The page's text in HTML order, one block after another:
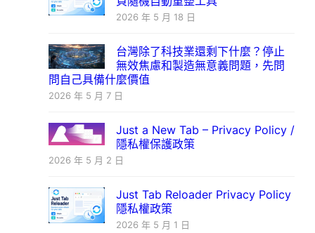
2026 年 5 月 18 日
台灣除了科技業還剩下什麼？停止
無效焦慮和製造無意義問題，先問
問自己具備什麼價值
2026 年 5 月 7 日
Just a New Tab – Privacy Policy /
隱私權保護政策
2026 年 5 月 2 日
Just Tab Reloader Privacy Policy
隱私權政策
2026 年 5 月 1 日